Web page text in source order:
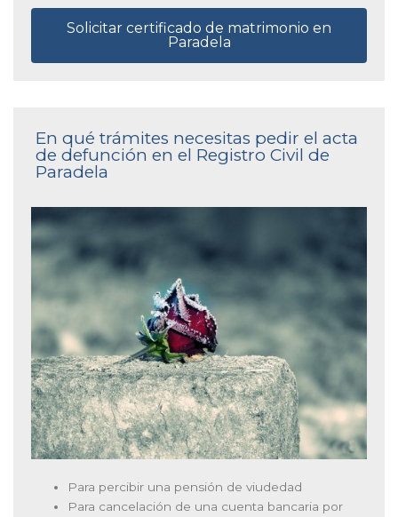
Solicitar certificado de matrimonio en
Paradela
En qué trámites necesitas pedir el acta
de defunción en el Registro Civil de
Paradela
Para percibir una pensión de viudedad
Para cancelación de una cuenta bancaria por